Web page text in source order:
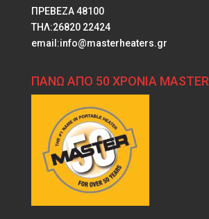
ΠΡΕΒΕΖΑ 48100
ΤΗΛ:26820 22424
email:info@masterheaters.gr
ΠΑΝΩ ΑΠΟ 50 ΧΡΟΝΙΑ MASTER